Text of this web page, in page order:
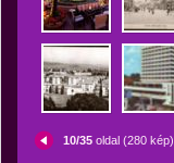
10/35 oldal (280 kép)